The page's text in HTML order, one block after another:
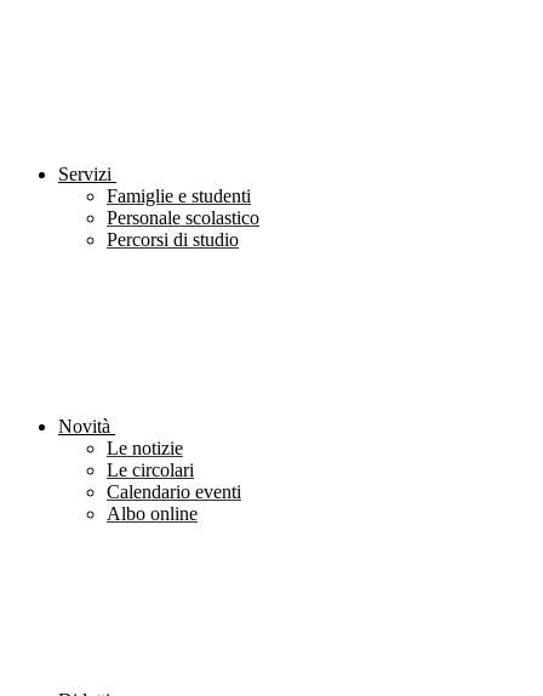
Servizi
Famiglie e studenti
Personale scolastico
Percorsi di studio
Novità
Le notizie
Le circolari
Calendario eventi
Albo online